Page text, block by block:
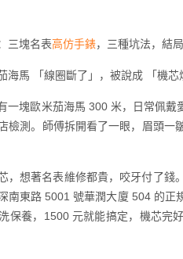
三塊名表高仿手錶，三種坑法，結
海馬 「線圈斷了」，被說成 「機
一塊歐米茄海馬 300 米，日常佩
檢測。師傅拆開看了一眼，眉頭
，想著名表維修都貴，咬牙付了錢
南東路 5001 號華潤大廈 504 的
保養，1500 元就能搞定，機芯完